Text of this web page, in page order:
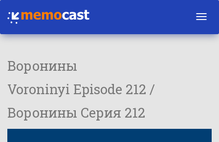
Воронины
Voroninyi Episode 212 /
Воронины Серия 212